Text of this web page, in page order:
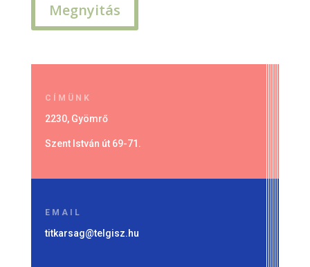
Megnyitás
CÍMÜNK
2230, Gyömrő
Szent István út 69-71.
EMAIL
titkarsag@telgisz.hu